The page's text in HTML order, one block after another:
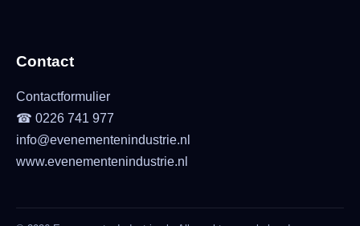
Contact
Contactformulier
☎ 0226 741 977
info@evenementenindustrie.nl
www.evenementenindustrie.nl